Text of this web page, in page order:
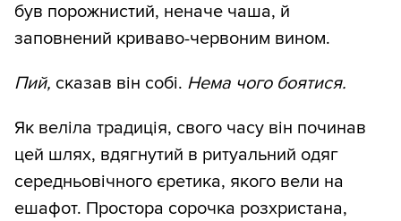
був порожнистий, неначе чаша, й
заповнений криваво-червоним вином.
Пий, сказав він собі. Нема чого боятися.
Як веліла традиція, свого часу він починав
цей шлях, вдягнутий в ритуальний одяг
середньовічного єретика, якого вели на
ешафот. Простора сорочка розхристана,